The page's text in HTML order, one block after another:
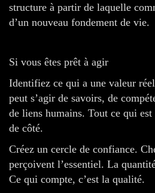
structure à partir de laquelle
d’un nouveau fondement de vie.
Si vous êtes prêt à agir
Identifiez ce qui a une valeur
peut s’agir de savoirs, de
de liens humains. Tout ce qui
de côté.
Créez un cercle de confiance.
perçoivent l’essentiel. La
Ce qui compte, c’est la qualité.